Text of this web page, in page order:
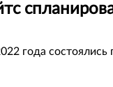
года состоялись